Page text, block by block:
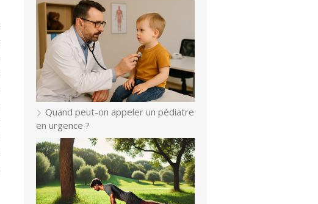
Quand peut-on appeler un pédiatre
en urgence ?